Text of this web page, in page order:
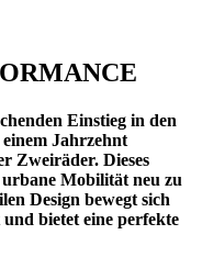
Einstieg in den
Jahrzehnt
Zweiräder. Dieses
Mobilität neu zu
Design bewegt sich
bietet eine perfekte